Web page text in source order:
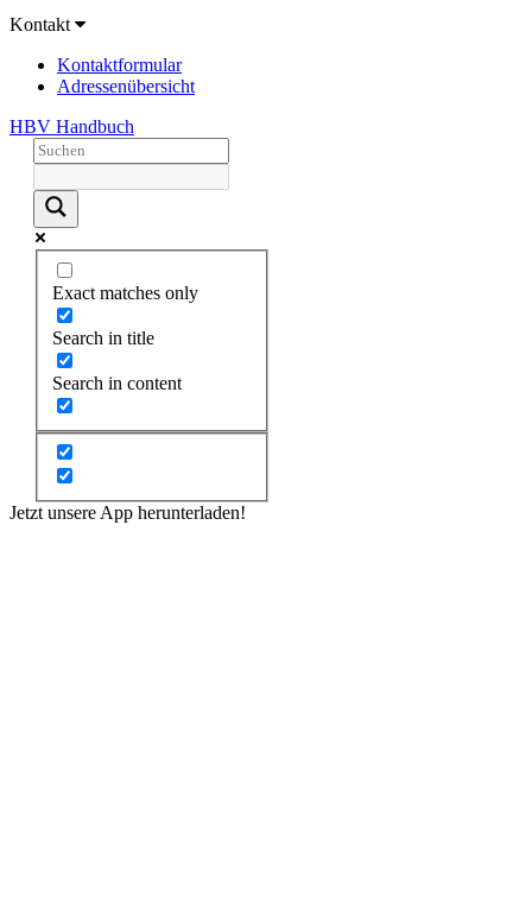
Kontakt
Kontaktformular
Adressenübersicht
HBV Handbuch
Exact matches only
Search in title
Search in content
Jetzt unsere App herunterladen!